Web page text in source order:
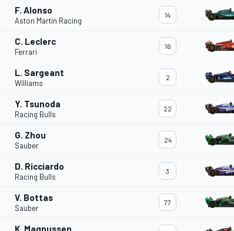
F. Alonso
Aston Martin Racing
14
C. Leclerc
Ferrari
16
L. Sargeant
Williams
2
Y. Tsunoda
Racing Bulls
22
G. Zhou
Sauber
24
D. Ricciardo
Racing Bulls
3
V. Bottas
Sauber
77
K. Magnussen